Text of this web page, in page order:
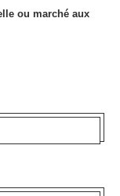
ou marché aux